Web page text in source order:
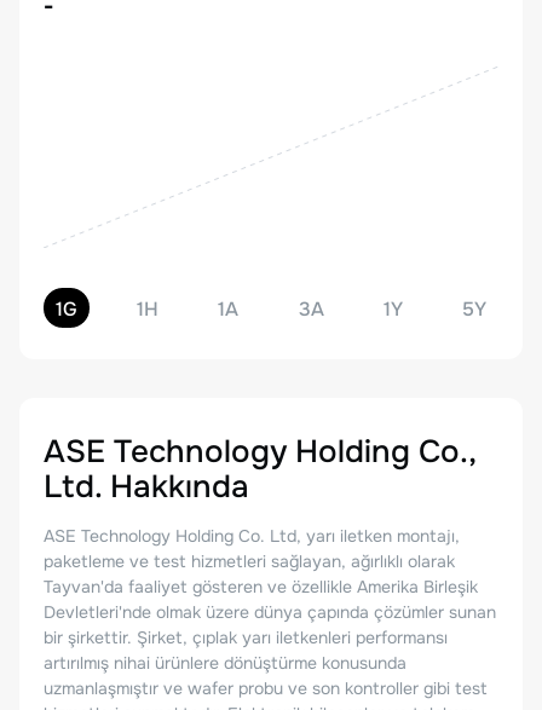
-
1G 1H 1A 3A 1Y 5Y
ASE Technology Holding Co.,
Ltd. Hakkında
ASE Technology Holding Co. Ltd, yarı iletken montajı,
paketleme ve test hizmetleri sağlayan, ağırlıklı olarak
Tayvan'da faaliyet gösteren ve özellikle Amerika Birleşik
Devletleri'nde olmak üzere dünya çapında çözümler sunan
bir şirkettir. Şirket, çıplak yarı iletkenleri performansı
artırılmış nihai ürünlere dönüştürme konusunda
uzmanlaşmıştır ve wafer probu ve son kontroller gibi test